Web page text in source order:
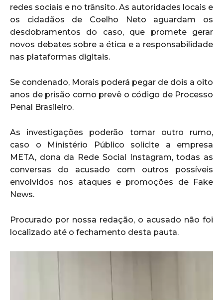
redes sociais e no trânsito. As autoridades locais e
os cidadãos de Coelho Neto aguardam os
desdobramentos do caso, que promete gerar
novos debates sobre a ética e a responsabilidade
nas plataformas digitais.
Se condenado, Morais poderá pegar de dois a oito
anos de prisão como prevê o código de Processo
Penal Brasileiro.
As investigações poderão tomar outro rumo,
caso o Ministério Público solicite a empresa
META, dona da Rede Social Instagram, todas as
conversas do acusado com outros possíveis
envolvidos nos ataques e promoções de Fake
News.
Procurado por nossa redação, o acusado não foi
localizado até o fechamento desta pauta.